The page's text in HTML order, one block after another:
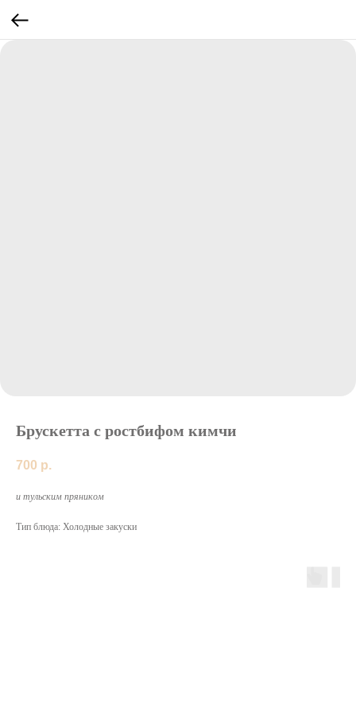
Брускетта с ростбифом кимчи
700 р.
и тульским пряником
Тип блюда: Холодные закуски